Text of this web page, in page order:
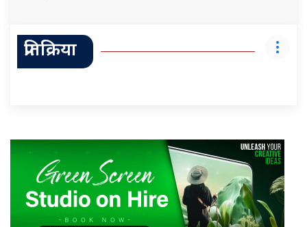
प्रतिक्रिया